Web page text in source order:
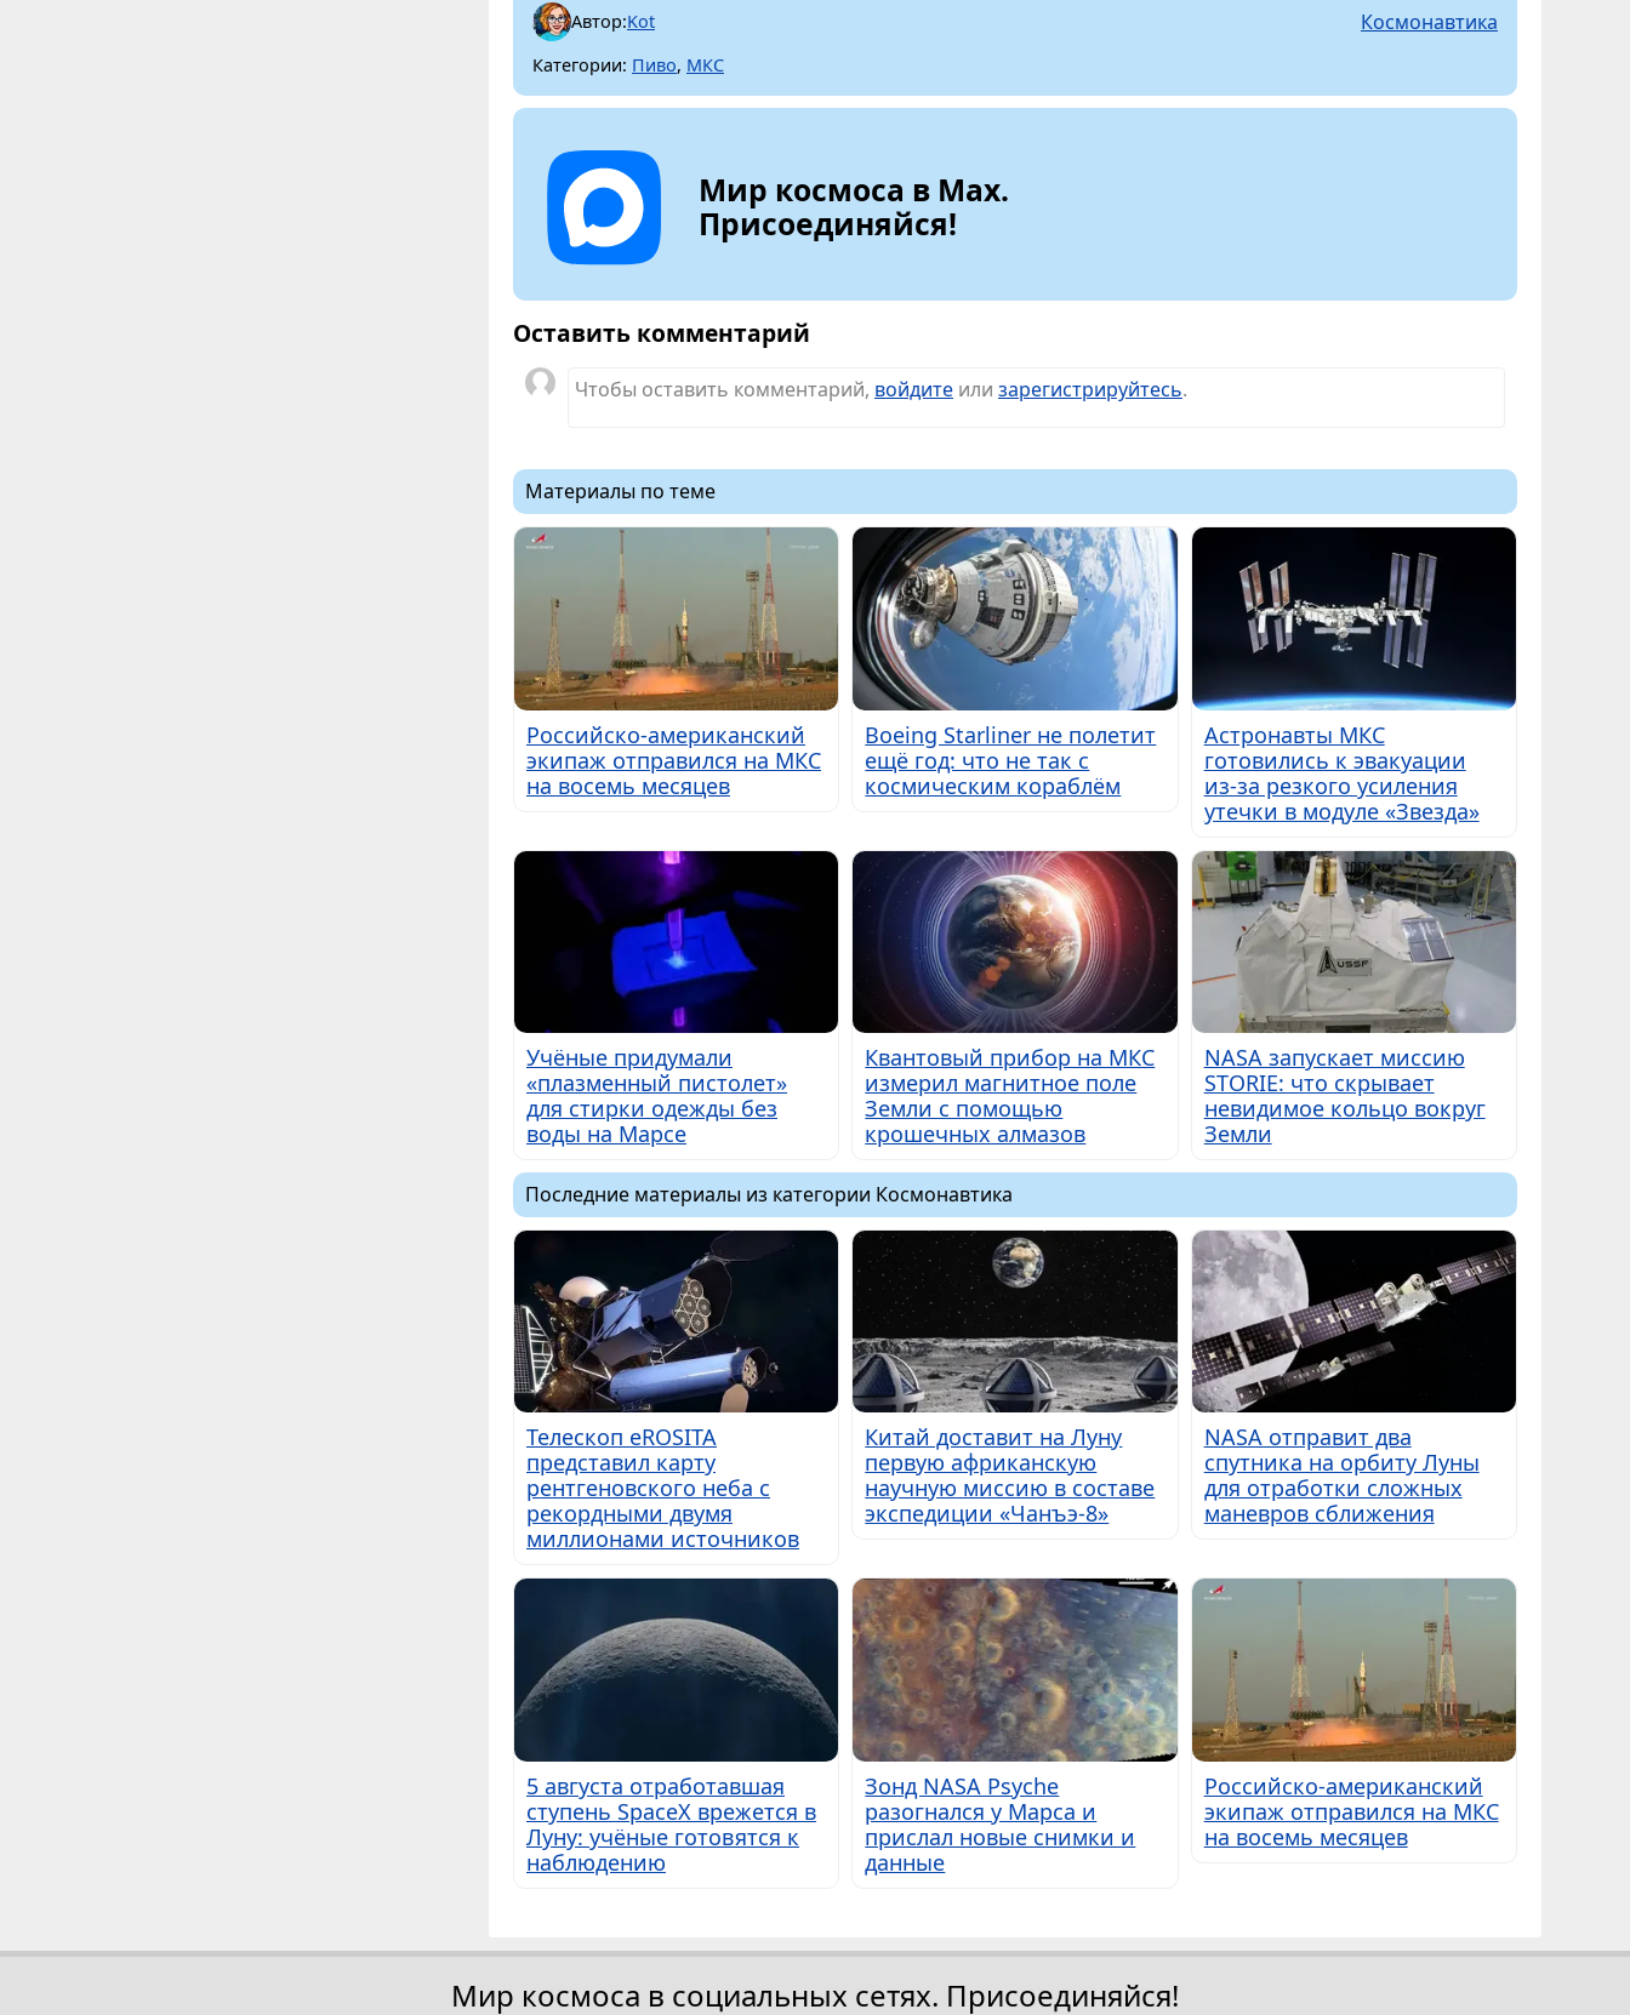
Автор:Kot Космонавтика
Категории: Пиво, МКС
Мир космоса в Max.
Присоединяйся!
Оставить комментарий
Чтобы оставить комментарий, войдите или зарегистрируйтесь.
Материалы по теме
Российско-американский
экипаж отправился на МКС
на восемь месяцев
Boeing Starliner не полетит
ещё год: что не так с
космическим кораблём
Астронавты МКС
готовились к эвакуации
из-за резкого усиления
утечки в модуле «Звезда»
Учёные придумали
«плазменный пистолет»
для стирки одежды без
воды на Марсе
Квантовый прибор на МКС
измерил магнитное поле
Земли с помощью
крошечных алмазов
NASA запускает миссию
STORIE: что скрывает
невидимое кольцо вокруг
Земли
Последние материалы из категории Космонавтика
Телескоп eROSITA
представил карту
рентгеновского неба с
рекордными двумя
миллионами источников
Китай доставит на Луну
первую африканскую
научную миссию в составе
экспедиции «Чанъэ-8»
NASA отправит два
спутника на орбиту Луны
для отработки сложных
маневров сближения
5 августа отработавшая
ступень SpaceX врежется в
Луну: учёные готовятся к
наблюдению
Зонд NASA Psyche
разогнался у Марса и
прислал новые снимки и
данные
Российско-американский
экипаж отправился на МКС
на восемь месяцев
Мир космоса в социальных сетях. Присоединяйся!